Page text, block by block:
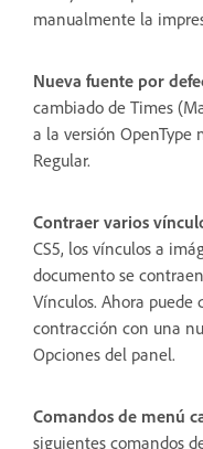
manualmente la
Nueva fuente por
cambiado de Times
a la versión
Regular.
Contraer varios
CS5, los vínculos a
documento se
Vínculos. Ahora
contracción con una
Opciones del panel.
Comandos de menú
siguientes comandos